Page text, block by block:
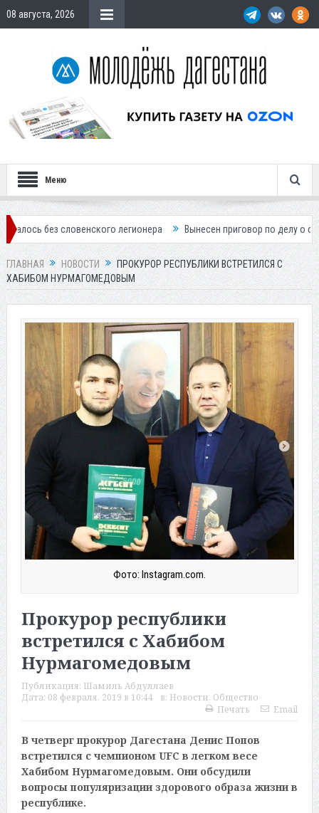
08 августа, 2026
Меню
легионера Вынесен приговор по делу о
ГЛАВНАЯ НОВОСТИ
ПРОКУРОР РЕСПУБЛИКИ ВСТРЕТИЛСЯ С
ХАБИБОМ НУРМАГОМЕДОВЫМ
Фото: Instagram.com.
Прокурор республики
встретился с Хабибом
Нурмагомедовым
Публикация: Шамиль Абдуллаев
Дата: 08 февраля, 2019 в 10:44 в: Новости, Общество
Печать
Email
В четверг прокурор Дагестана Денис Попов
встретился с чемпионом UFC в легком весе
Хабибом Нурмагомедовым. Они обсудили
вопросы популяризации здорового образа жизни в
республике.